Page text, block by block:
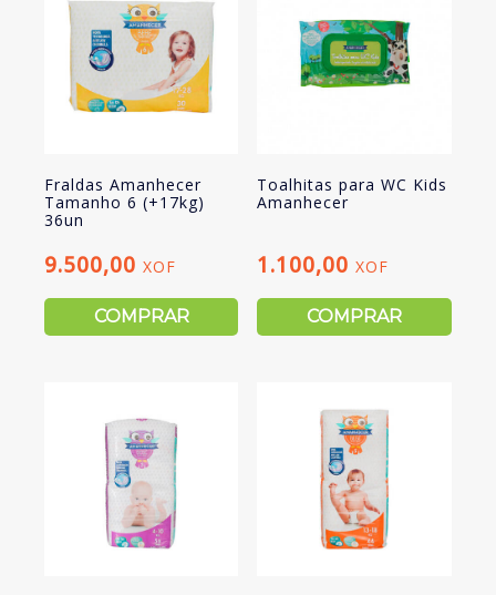
Fraldas Amanhecer
Tamanho 6 (+17kg)
36un
9.500,00 XOF
COMPRAR
Toalhitas para WC Kids
Amanhecer
1.100,00XOF
COMPRAR